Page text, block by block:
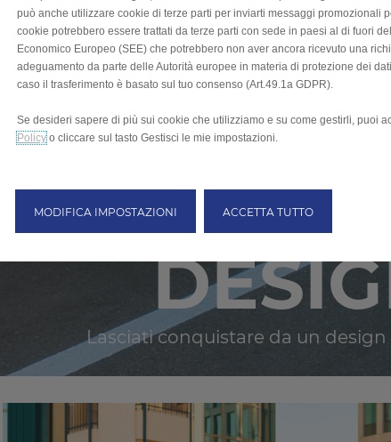
Lasciati conquistare da un
può anche utilizzare cookie di terze parti per inviarti messaggi promozionali
cookie potrebbero essere trattati da terze parti con sede in paesi al di fuori
Economico Europeo (SEE) che potrebbero non aver ancora ricevuto una
adeguamento da parte delle Autorità europee in materia di protezione dei
caso il trasferimento è basato sul tuo consenso (Art.49.1a GDPR).
Se desideri sapere di più sui cookie che utilizziamo e su come gestirli, puoi
Policyo cliccare sul tasto Gestisci le mie impostazioni.
MODIFICA IMPOSTAZIONI ACCETTA TUTTO